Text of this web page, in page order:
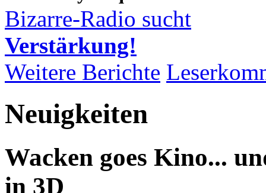
Bizarre-Radio sucht
Verstärkung!
Weitere Berichte
Neuigkeiten
Wacken goes Kino...
in 3D